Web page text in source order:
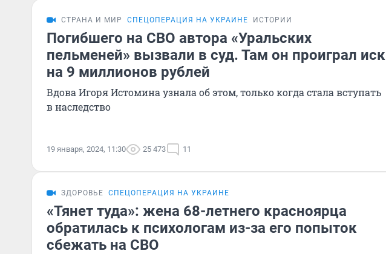
СТРАНА И МИР СПЕЦОПЕРАЦИЯ НА УКРАИНЕ ИСТОРИИ
Погибшего на СВО автора «Уральских
пельменей» вызвали в суд. Там он проиграл иск
на 9 миллионов рублей
Вдова Игоря Истомина узнала об этом, только когда стала вступать
в наследство
19 января, 2024, 11:30 25 473 11
ЗДОРОВЬЕ СПЕЦОПЕРАЦИЯ НА УКРАИНЕ
«Тянет туда»: жена 68-летнего красноярца
обратилась к психологам из-за его попыток
сбежать на СВО